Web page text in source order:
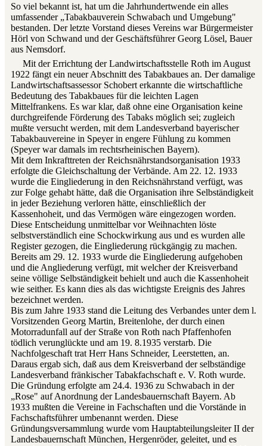
So viel bekannt ist, hat um die Jahrhundertwende ein alles
umfassender „Tabakbauverein Schwabach und Umgebung"
bestanden. Der letzte Vorstand dieses Vereins war Bürgermeister
Hörl von Schwand und der Geschäftsführer Georg Lösel, Bauer
aus Nemsdorf.
Mit der Errichtung der Landwirtschaftsstelle Roth im August
1922 fängt ein neuer Abschnitt des Tabakbaues an. Der damalige
Landwirtschaftsassessor Schobert erkannte die wirtschaftliche
Bedeutung des Tabakbaues für die leichten Lagen
Mittelfrankens. Es war klar, daß ohne eine Organisation keine
durchgreifende Förderung des Tabaks möglich sei; zugleich
mußte versucht werden, mit dem Landesverband bayerischer
Tabakbauvereine in Speyer in engere Fühlung zu kommen
(Speyer war damals im rechtsrheinischen Bayern).
Mit dem Inkrafttreten der Reichsnährstandsorganisation 1933
erfolgte die Gleichschaltung der Verbände. Am 22. 12. 1933
wurde die Eingliederung in den Reichsnährstand verfügt, was
zur Folge gehabt hätte, daß die Organisation ihre Selbständigkeit
in jeder Beziehung verloren hätte, einschließlich der
Kassenhoheit, und das Vermögen wäre eingezogen worden.
Diese Entscheidung unmittelbar vor Weihnachten löste
selbstverständlich eine Schockwirkung aus und es wurden alle
Register gezogen, die Eingliederung rückgängig zu machen.
Bereits am 29. 12. 1933 wurde die Eingliederung aufgehoben
und die Angliederung verfügt, mit welcher der Kreisverband
seine völlige Selbständigkeit behielt und auch die Kassenhoheit
wie seither. Es kann dies als das wichtigste Ereignis des Jahres
bezeichnet werden.
Bis zum Jahre 1933 stand die Leitung des Verbandes unter dem l.
Vorsitzenden Georg Martin, Breitenlohe, der durch einen
Motorradunfall auf der Straße von Roth nach Pfaffenhofen
tödlich verunglückte und am 19. 8.1935 verstarb. Die
Nachfolgeschaft trat Herr Hans Schneider, Leerstetten, an.
Daraus ergab sich, daß aus dem Kreisverband der selbständige
Landesverband fränkischer Tabakfachschaft e. V. Roth wurde.
Die Gründung erfolgte am 24.4. 1936 zu Schwabach in der
„Rose" auf Anordnung der Landesbauernschaft Bayern. Ab
1933 mußten die Vereine in Fachschaften und die Vorstände in
Fachschaftsführer umbenannt werden. Diese
Gründungsversammlung wurde vom Hauptabteilungsleiter II der
Landesbauernschaft München, Hergenröder, geleitet, und es